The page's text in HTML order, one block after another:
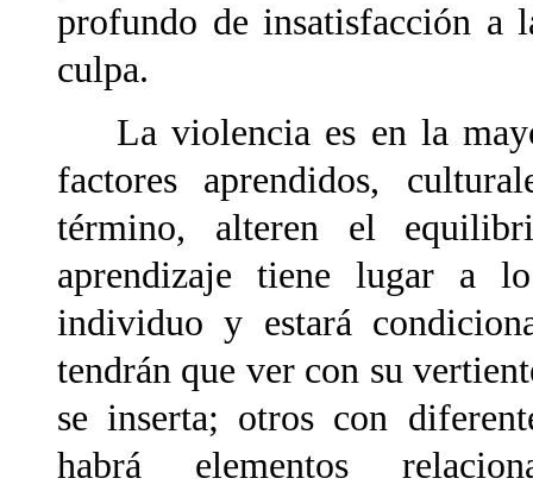
profundo de insatisfacción a
culpa.
La violencia es en la
factores aprendidos,
término, alteren el
aprendizaje tiene lugar a
individuo y estará
tendrán que ver con su
se inserta; otros con
habrá elementos